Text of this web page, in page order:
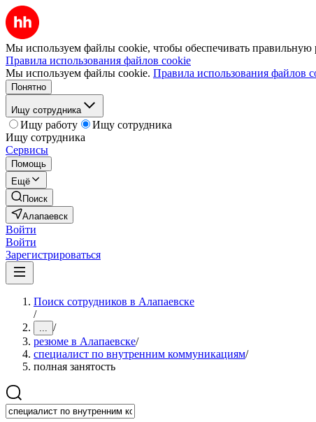
Мы используем файлы cookie, чтобы обеспечивать правильную
Правила использования файлов cookie
Мы используем файлы cookie. Правила использования файлов
Понятно
Ищу сотрудника
Ищу работу
Ищу сотрудника
Ищу сотрудника
Сервисы
Помощь
Ещё
Поиск
Алапаевск
Войти
Войти
Зарегистрироваться
Поиск сотрудников в Алапаевске
/
... /
резюме в Алапаевске/
специалист по внутренним коммуникациям/
полная занятость